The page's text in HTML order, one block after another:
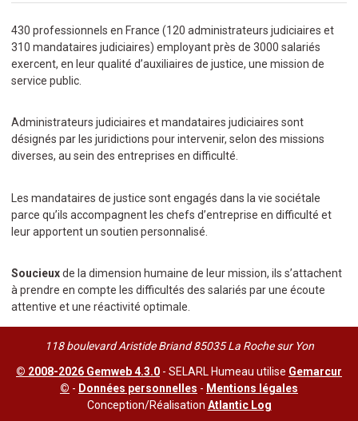
430 professionnels en France (120 administrateurs judiciaires et
310 mandataires judiciaires) employant près de 3000 salariés
exercent, en leur qualité d’auxiliaires de justice, une mission de
service public.
Administrateurs judiciaires et mandataires judiciaires sont
désignés par les juridictions pour intervenir, selon des missions
diverses, au sein des entreprises en difficulté.
Les mandataires de justice sont engagés dans la vie sociétale
parce qu’ils accompagnent les chefs d’entreprise en difficulté et
leur apportent un soutien personnalisé.
Soucieuxde la dimension humaine de leur mission, ils s’attachent
à prendre en compte les difficultés des salariés par une écoute
attentive et une réactivité optimale.
118 boulevard Aristide Briand 85035 La Roche sur Yon
© 2008-2026 Gemweb 4.3.0 - SELARL Humeau utilise Gemarcur
© - Données personnelles - Mentions légales
Conception/Réalisation Atlantic Log